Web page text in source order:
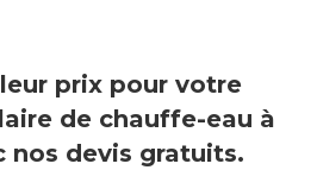
prix pour votre
de chauffe-eau à
nos devis gratuits.